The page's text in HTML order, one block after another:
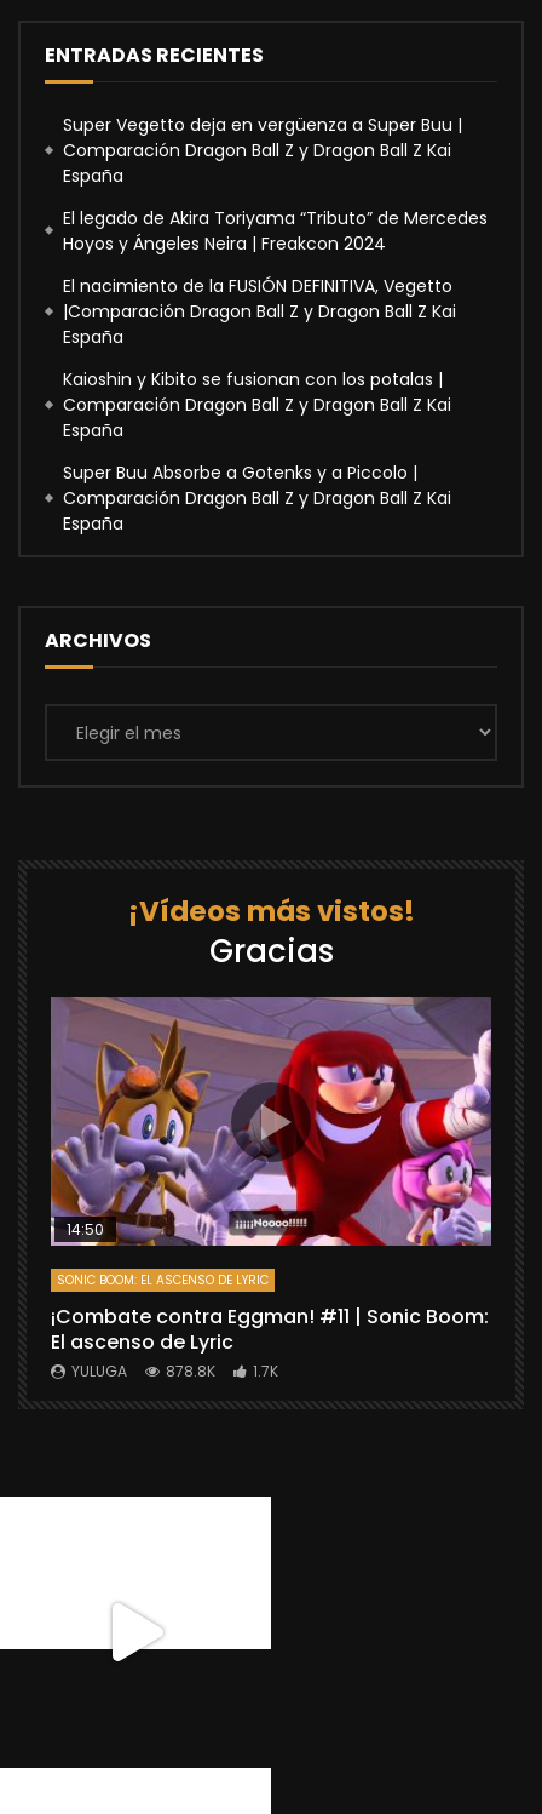
ENTRADAS RECIENTES
Super Vegetto deja en vergüenza a Super Buu |
Comparación Dragon Ball Z y Dragon Ball Z Kai
España
El legado de Akira Toriyama “Tributo” de Mercedes
Hoyos y Ángeles Neira | Freakcon 2024
El nacimiento de la FUSIÓN DEFINITIVA, Vegetto
|Comparación Dragon Ball Z y Dragon Ball Z Kai
España
Kaioshin y Kibito se fusionan con los potalas |
Comparación Dragon Ball Z y Dragon Ball Z Kai
España
Super Buu Absorbe a Gotenks y a Piccolo |
Comparación Dragon Ball Z y Dragon Ball Z Kai
España
ARCHIVOS
Archivos
¡Vídeos más vistos!
Gracias
14:50
SONIC BOOM: EL ASCENSO DE LYRIC
¡Combate contra Eggman! #11 | Sonic Boom:
El ascenso de Lyric
YULUGA 878.8K 1.7K